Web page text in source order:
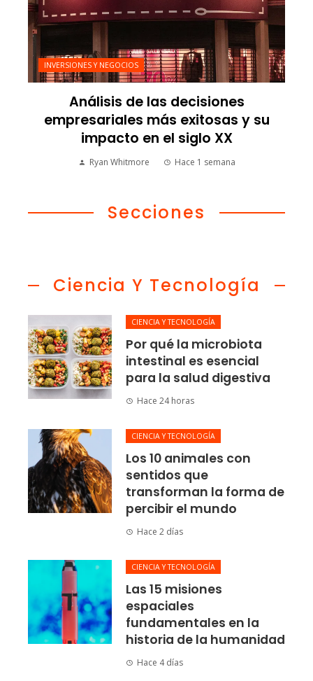
INVERSIONES Y NEGOCIOS
Análisis de las decisiones
empresariales más exitosas y su
impacto en el siglo XX
Ryan Whitmore Hace 1 semana
Secciones
Ciencia Y Tecnología
CIENCIA Y TECNOLOGÍA
Por qué la microbiota
intestinal es esencial
para la salud digestiva
Hace 24 horas
CIENCIA Y TECNOLOGÍA
Los 10 animales con
sentidos que
transforman la forma de
percibir el mundo
Hace 2 días
CIENCIA Y TECNOLOGÍA
Las 15 misiones
espaciales
fundamentales en la
historia de la humanidad
Hace 4 días